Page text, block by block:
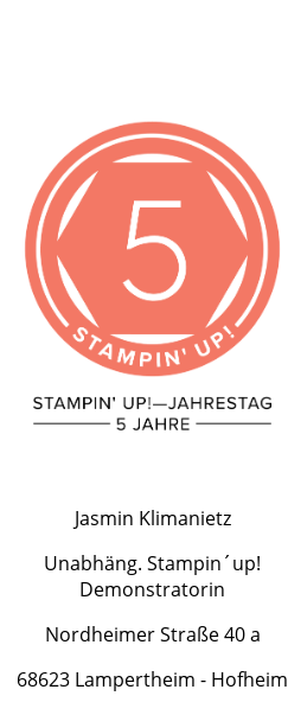
Jasmin Klimanietz
Unabhäng. Stampin´up!
Demonstratorin
Nordheimer Straße 40 a
68623 Lampertheim - Hofheim